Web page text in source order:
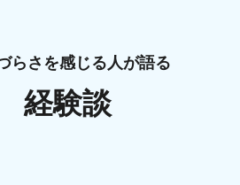
らさを感じる人が語る
経験談